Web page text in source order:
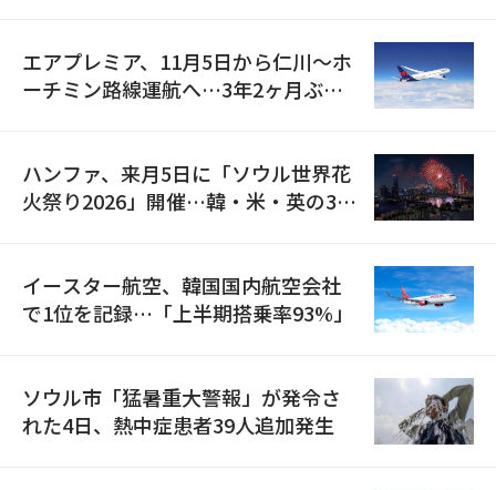
エアプレミア、11月5日から仁川〜ホ
ーチミン路線運航へ…3年2ヶ月ぶり
ハンファ、来月5日に「ソウル世界花
火祭り2026」開催…韓・米・英の3カ
イースター航空、韓国国内航空会社
で1位を記録…「上半期搭乗率93%」
ソウル市「猛暑重大警報」が発令さ
れた4日、熱中症患者39人追加発生